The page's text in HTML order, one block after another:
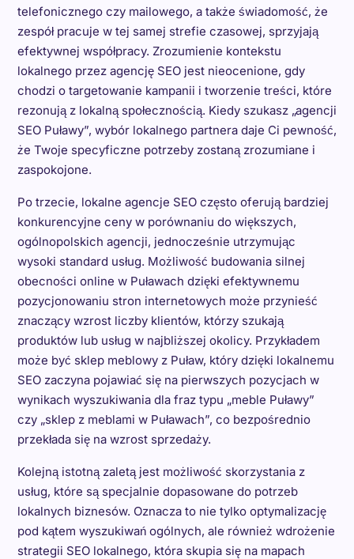
telefonicznego czy mailowego, a także świadomość, że
zespół pracuje w tej samej strefie czasowej, sprzyjają
efektywnej współpracy. Zrozumienie kontekstu
lokalnego przez agencję SEO jest nieocenione, gdy
chodzi o targetowanie kampanii i tworzenie treści, które
rezonują z lokalną społecznością. Kiedy szukasz „agencji
SEO Puławy”, wybór lokalnego partnera daje Ci pewność,
że Twoje specyficzne potrzeby zostaną zrozumiane i
zaspokojone.
Po trzecie, lokalne agencje SEO często oferują bardziej
konkurencyjne ceny w porównaniu do większych,
ogólnopolskich agencji, jednocześnie utrzymując
wysoki standard usług. Możliwość budowania silnej
obecności online w Puławach dzięki efektywnemu
pozycjonowaniu stron internetowych może przynieść
znaczący wzrost liczby klientów, którzy szukają
produktów lub usług w najbliższej okolicy. Przykładem
może być sklep meblowy z Puław, który dzięki lokalnemu
SEO zaczyna pojawiać się na pierwszych pozycjach w
wynikach wyszukiwania dla fraz typu „meble Puławy”
czy „sklep z meblami w Puławach”, co bezpośrednio
przekłada się na wzrost sprzedaży.
Kolejną istotną zaletą jest możliwość skorzystania z
usług, które są specjalnie dopasowane do potrzeb
lokalnych biznesów. Oznacza to nie tylko optymalizację
pod kątem wyszukiwań ogólnych, ale również wdrożenie
strategii SEO lokalnego, która skupia się na mapach